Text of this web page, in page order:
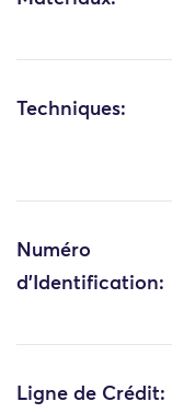
Techniques:
Numéro
d'Identification:
Ligne de Crédit: